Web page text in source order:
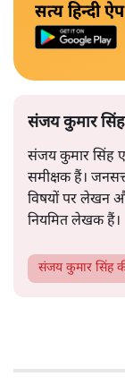
सत्य हिन्दी
संजय कुमार सिंह
संजय कुमार सिंह
समीक्षक हैं।
विषयों पर लेखन
नियमित लेखक हैं।
संजय कुमार सिंह